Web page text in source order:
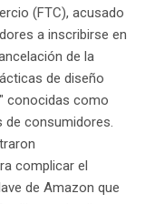
(FTC), acusado
a inscribirse en
de la
de diseño
conocidas como
consumidores.
complicar el
de Amazon que